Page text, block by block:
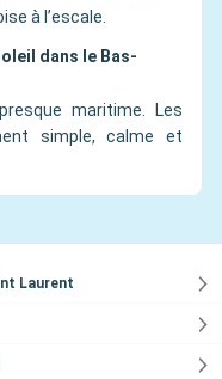
à l’escale.
dans le Bas-
maritime. Les
simple, calme et
Laurent